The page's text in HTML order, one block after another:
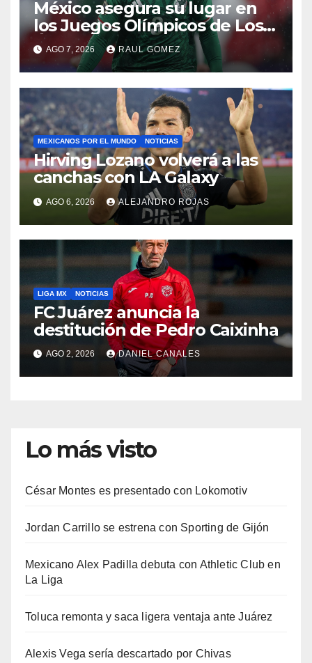
México asegura su lugar en
los Juegos Olímpicos de Los
Ángeles 2028
AGO 7, 2026 RAUL GOMEZ
MEXICANOS POR EL MUNDO NOTICIAS
Hirving Lozano volverá a las
canchas con LA Galaxy
AGO 6, 2026 ALEJANDRO ROJAS
LIGA MX NOTICIAS
FC Juárez anuncia la
destitución de Pedro Caixinha
AGO 2, 2026 DANIEL CANALES
Lo más visto
César Montes es presentado con Lokomotiv
Jordan Carrillo se estrena con Sporting de Gijón
Mexicano Alex Padilla debuta con Athletic Club en
La Liga
Toluca remonta y saca ligera ventaja ante Juárez
Alexis Vega sería descartado por Chivas